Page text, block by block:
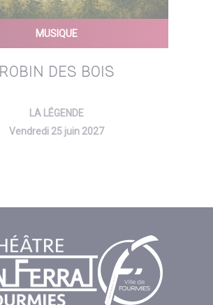
MUSIQUE
ROBIN DES BOIS
LA LÉGENDE
Vendredi 25 juin 2027